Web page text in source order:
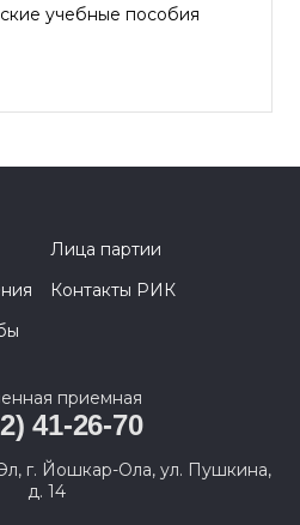
учебные пособия
Лица партии
Контакты РИК
приемная
41-26-70
г. Йошкар-Ола, ул. Пушкина,
д. 14